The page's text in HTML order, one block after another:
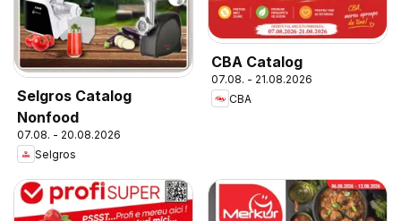
Selgros Catalog
Nonfood
07.08. - 20.08.2026
Selgros
CBA Catalog
07.08. - 21.08.2026
CBA